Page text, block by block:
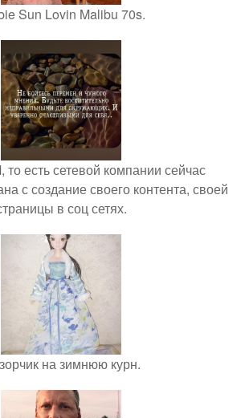
Sun Lovin Malibu 70s.
то есть сетевой компании сейчас
с создание своего контента, своей
в соц сетях.
на зимнюю курн.